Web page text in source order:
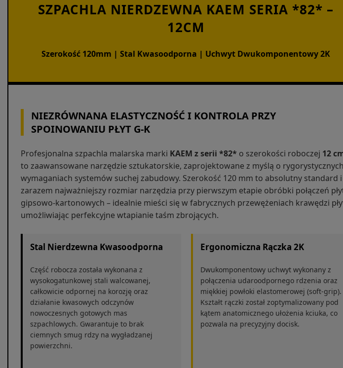
SZPACHLA NIERDZEWNA KAEM SERIA *82* –
12CM
Szerokość 120mm | Stal Kwasoodporna | Uchwyt Dwukomponentowy 2K
NIEZRÓWNANA ELASTYCZNOŚĆ I KONTROLA PRZY
SPOINOWANIU PŁYT G-K
Profesjonalna szpachla malarska marki KAEM z serii *82* o szerokości roboczej 12
to zaawansowane narzędzie sztukatorskie, zaprojektowane z myślą o rygorystycznych
wymaganiach systemów suchej zabudowy. Szerokość 120 mm to absolutny standard i
zarazem najważniejszy rozmiar narzędzia przy pierwszym etapie obróbki połączeń
gipsowo-kartonowych – idealnie mieści się w fabrycznych przewężeniach krawędzi
umożliwiając perfekcyjne wtapianie taśm zbrojących.
Stal Nierdzewna Kwasoodporna
Część robocza została wykonana z
wysokogatunkowej stali walcowanej,
całkowicie odpornej na korozję oraz
działanie kwasowych odczynów
nowoczesnych gotowych mas
szpachlowych. Gwarantuje to brak
ciemnych smug rdzy na wygładzanej
powierzchni.
Ergonomiczna Rączka 2K
Dwukomponentowy uchwyt wykonany z
połączenia udaroodpornego rdzenia oraz
miękkiej powłoki elastomerowej (soft-grip).
Kształt rączki został zoptymalizowany pod
kątem anatomicznego ułożenia kciuka, co
pozwala na precyzyjny docisk.